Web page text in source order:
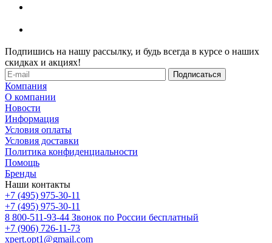
Подпишись на нашу рассылку, и будь всегда в курсе о наших
скидках и акциях!
Компания
О компании
Новости
Информация
Условия оплаты
Условия доставки
Политика конфиденциальности
Помощь
Бренды
Наши контакты
+7 (495) 975-30-11
+7 (495) 975-30-11
8 800-511-93-44 Звонок по России бесплатный
+7 (906) 726-11-73
xpert.opt1@gmail.com